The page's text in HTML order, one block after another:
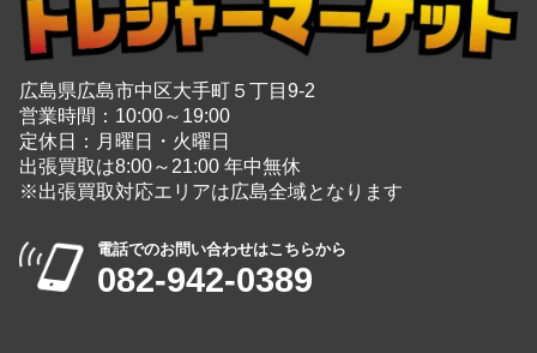
広島県広島市中区大手町５丁目9-2
営業時間：10:00～19:00
定休日：月曜日・火曜日
出張買取は8:00～21:00 年中無休
※出張買取対応エリアは広島全域となります
電話でのお問い合わせはこちらから
082-942-0389